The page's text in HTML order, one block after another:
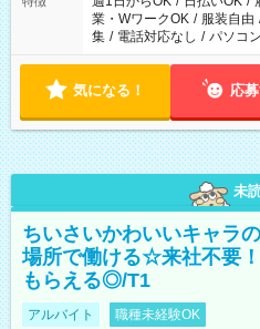
業・WワークOK / 服装自由
集 / 電話対応なし / パソコ
気になる！ 応
未
ちいさいかわいいキャラ
場所で働ける☆来社不要
もらえる◎/T1
アルバイト 職種未経験OK